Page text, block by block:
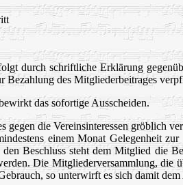
durch schriftliche Erklärung
Bezahlung des Mitgliederbeitrages
das sofortige Ausscheiden.
gegen die Vereinsinteressen gröblich
einem Monat Gelegenheit
den Beschluss steht dem Mitglied die
Die Mitgliederversammlung,
so unterwirft es sich damit